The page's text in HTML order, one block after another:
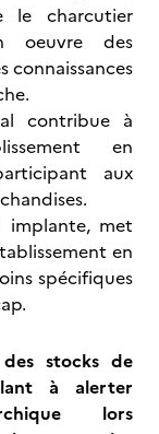
le charcutier
oeuvre des
connaissances
contribue à
en
aux
implante, met
en
spécifiques
stocks de
à alerter
lors